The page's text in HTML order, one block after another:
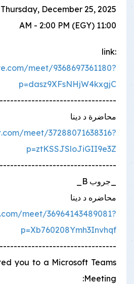
Thursday, December 25, 2025
11:00 AM - 2:00 PM (EGY)
link:
meet/9368697361180?
p=dasz9XFsNHjW4kxgjC
محاضرة د دينا
meet/37288071638316?
p=ztKSSJSloJiGII9e3Z
_جروب B_
محاضره د دينا
meet/36964143489081?
p=Xb760208Ymh3Invhqf
you to a Microsoft Teams
Meeting: